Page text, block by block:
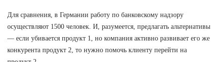
Для сравнения, в Германии работу по банковскому надзору
осуществляют 1500 человек. И, разумеется, предлагать альтернативы
— если убивается продукт 1, но компания активно развивает его же
конкурента продукт 2, то нужно помочь клиенту перейти на